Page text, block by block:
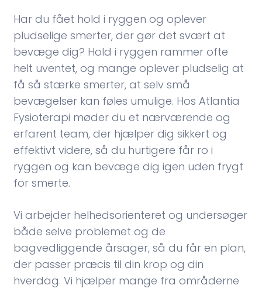
Har du fået hold i ryggen og oplever
pludselige smerter, der gør det svært at
bevæge dig? Hold i ryggen rammer ofte
helt uventet, og mange oplever pludselig at
få så stærke smerter, at selv små
bevægelser kan føles umulige. Hos Atlantia
Fysioterapi møder du et nærværende og
erfarent team, der hjælper dig sikkert og
effektivt videre, så du hurtigere får ro i
ryggen og kan bevæge dig igen uden frygt
for smerte.
Vi arbejder helhedsorienteret og undersøger
både selve problemet og de
bagvedliggende årsager, så du får en plan,
der passer præcis til din krop og din
hverdag. Vi hjælper mange fra områderne